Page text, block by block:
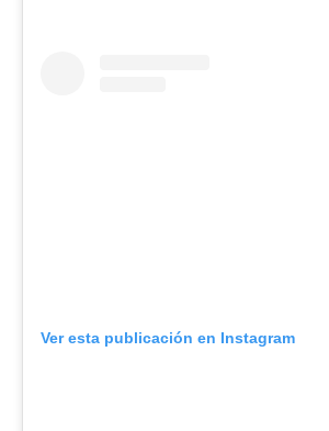
Ver esta publicación en Instagram